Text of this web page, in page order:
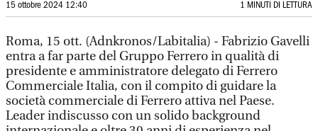
15 ottobre 2024 12:40 1 MINUTI DI LETTURA
Roma, 15 ott. (Adnkronos/Labitalia) - Fabrizio Gavelli
entra a far parte del Gruppo Ferrero in qualità di
presidente e amministratore delegato di Ferrero
Commerciale Italia, con il compito di guidare la
società commerciale di Ferrero attiva nel Paese.
Leader indiscusso con un solido background